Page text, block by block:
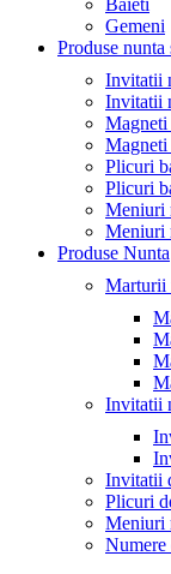
Baieti
Gemeni
Produse nunta
Invitatii
Invitatii
Magneti
Magneti
Plicuri
Plicuri
Meniuri
Meniuri
Produse Nunta
Marturii
Invitatii
Invitatii
Plicuri
Meniuri
Numere